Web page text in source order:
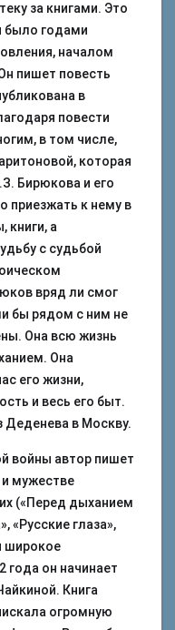
за книгами. Это
было годами
началом
пишет повесть
в
повести
в том числе,
которая
Бирюкова и его
приезжать к нему в
книги, а
с судьбой
вряд ли смог
бы рядом с ним не
Она всю жизнь
Она
его жизни,
и весь его быт.
Деденева в Москву.
войны автор пишет
и мужестве
(«Перед дыханием
«Русские глаза»,
широкое
года он начинает
Книга
огромную